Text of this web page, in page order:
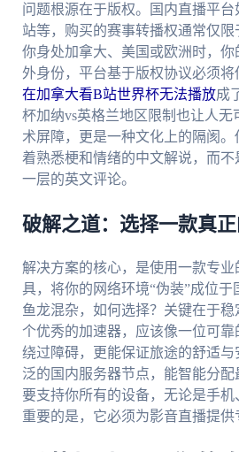
问题根源在于版权。国内直播平
站等，购买的赛事转播权通常仅
你身处加拿大、美国或欧洲时，
外身份，平台基于版权协议必须将
在加拿大看B站世界杯无法播放成
杯加纳vs英格兰地区限制也让人无
术屏障，更是一种文化上的隔阂
着熟悉梗和情绪的中文解说，而
一层的英文评论。
破解之道：选择一款真正
解决方案的核心，是使用一款专业
具，将你的网络环境“伪装”成位
鱼龙混杂，如何选择？关键在于
个优秀的加速器，应该像一位可
绕过障碍，更能保证旅途的舒适
泛的国内服务器节点，能智能分
要支持你所有的设备，无论是手
重要的是，它必须为影音直播提供